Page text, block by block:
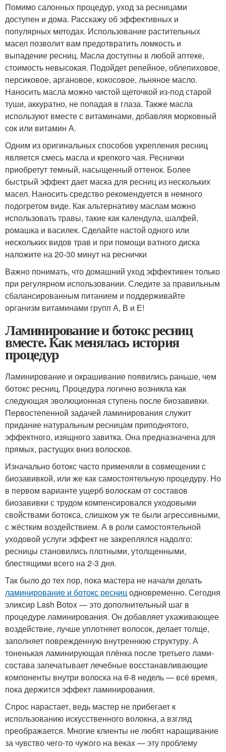
Помимо салонных процедур, уход за ресницами
доступен и дома. Расскажу об эффективных и
популярных методах. Использование растительных
масел позволит вам предотвратить ломкость и
выпадение ресниц. Масла доступны в любой аптеке,
стоимость невысокая. Подойдет репейное, облепиховое,
персиковое, аргановое, кокосовое, льняное масло.
Наносить масла можно чистой щеточкой из-под старой
туши, аккуратно, не попадая в глаза. Также масла
используют вместе с витаминами, добавляя морковный
сок или витамин А.
Одним из оригинальных способов укрепления ресниц
является смесь масла и крепкого чая. Реснички
приобретут темный, насыщенный оттенок. Более
быстрый эффект дает маска для ресниц из нескольких
масел. Наносить средство рекомендуется в немного
подогретом виде. Как альтернативу маслам можно
использовать травы, такие как календула, шалфей,
ромашка и василек. Сделайте настой одного или
нескольких видов трав и при помощи ватного диска
наложите на 20-30 минут на реснички
Важно понимать, что домашний уход эффективен только
при регулярном использовании. Следите за правильным
сбалансированным питанием и поддерживайте
организм витаминами групп А, В и Е!
Ламинирование и ботокс ресниц
вместе. Как менялась история
процедур
Ламинирование и окрашивание появились раньше, чем
ботокс ресниц. Процедура логично возникла как
следующая эволюционная ступень после биозавивки.
Первостепенной задачей ламинирования служит
придание натуральным ресницам приподнятого,
эффектного, изящного завитка. Она предназначена для
прямых, растущих вниз волосков.
Изначально ботокс часто применяли в совмещении с
биозавивкой, или же как самостоятельную процедуру. Но
в первом варианте ущерб волоскам от составов
биозавивки с трудом компенсировался уходовыми
свойствами ботокса, слишком уж те были агрессивными,
с жёстким воздействием. А в роли самостоятельной
уходовой услуги эффект не закреплялся надолго:
ресницы становились плотными, утолщенными,
блестящими всего на 2-3 дня.
Так было до тех пор, пока мастера не начали делать
ламинирование и ботокс ресниц одновременно. Сегодня
эликсир Lash Botox — это дополнительный шаг в
процедуре ламинирования. Он добавляет ухаживающее
воздействие, лучше уплотняет волосок, делает толще,
заполняет поврежденную внутреннюю структуру. А
тоненькая ламинирующая плёнка после третьего лами-
состава запечатывает лечебные восстанавливающие
компоненты внутри волоска на 6-8 недель — всё время,
пока держится эффект ламинирования.
Спрос нарастает, ведь мастер не прибегает к
использованию искусственного волокна, а взгляд
преображается. Многие клиенты не любят наращивание
за чувство чего-то чужого на веках — эту проблему